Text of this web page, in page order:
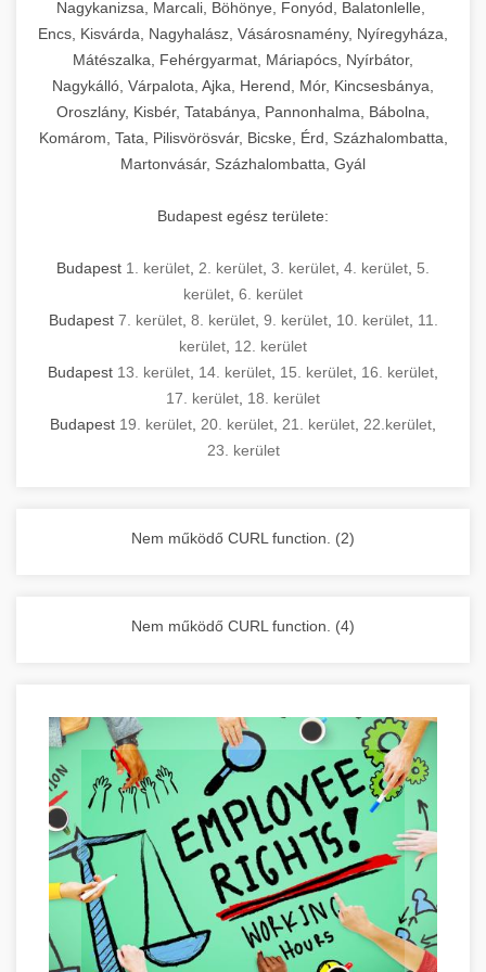
Ipari sütők és gőzpárolók katalógusa -
chef-iparikonyhagepek.hu
berendezések
használatot, miközben megfelel az összes
higiéniai előírásnak.
Ipari hűtőberendezések széles
választéka - chef-iparikonyhagepek.hu
kereskedelmi hűtőegység és hűtőkamra rendszerek
hőmérsékletet és vízminőséget figyelő
rendszerekkel, valamint energiatakarékos
technológiával rendelkeznek. A rozsdamentes
acél konstrukció és a könnyen hozzáférhető
karbantartási pontok biztosítják a hosszú
élettartamot és az egyszerű üzemeltetést.
Ipari mosogatógépek teljes kínálata -
kereskedelmi mosogatógép és tisztítóberendezések
tisztíthatók, szétszerelhetők és karbantarthatók,
megfelelnek az összes élelmiszer-biztonsági
előírásnak. Különböző teljesítményű modellek
állnak rendelkezésre asztali és állványos
kivitelben, az egyedi igények és a
feldolgozandó mennyiségek függvényében.
Biztonságos kezelést biztosító védőburkolatok
számára.
Sajtreszelő gépek szakmai választéka -
chef-iparikonyhagepek.hu
kereskedelmi sajtreszelő és aprítógépek
berendezést magában foglal, amely szükséges
egy modern, hatékonyan működő
kereskedelmi konyha komplett felszereléséhez
és működtetéséhez. Az alapvető
főzőberendezésektől (tűzhelyek, sütők,
grillsütők, frittőzök) kezdve a speciális
feldolgozógépeken (szeletelők, aprítók,
kiegészítő eszközökig mindent egy helyen
megtalál. Szakértő tanácsadóink segítenek a
megfelelő berendezések kiválasztásában, a
konyha optimális elrendezésének
megtervezésében, valamint a telepítés és az
üzembe helyezés koordinálásában. Hosszú távú
garancia, gyors szerviz és folyamatos műszaki
támogatás biztosítja az Ön nyugalmát és
Nagykonyhai berendezések komplett
Nagykanizsa, Marcali, Böhönye, Fonyód, Balatonlelle,
Encs, Kisvárda, Nagyhalász, Vásárosnamény, Nyíregyháza,
Mátészalka, Fehérgyarmat, Máriapócs, Nyírbátor,
Nagykálló, Várpalota, Ajka, Herend, Mór, Kincsesbánya,
Oroszlány, Kisbér, Tatabánya, Pannonhalma, Bábolna,
Komárom, Tata, Pilisvörösvár, Bicske, Érd, Százhalombatta,
Martonvásár, Százhalombatta, Gyál
Budapest egész területe:
Budapest 1. kerület 2. kerület 3. kerület 4. kerület 5.
kerület 6. kerület
Budapest 7. kerület, 8. kerület, 9. kerület, 10. kerület, 11.
kerület 12. kerület
Budapest 13. kerület 14. kerület 15. kerület 16. kerület
17. kerület 18. kerület
Budapest 19. kerület 20. kerület 21. kerület 22.kerület
23. kerület
Nem működő CURL function. (2)
Nem működő CURL function. (4)